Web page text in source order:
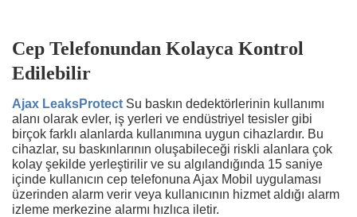
Cep Telefonundan Kolayca Kontrol
Edilebilir
Ajax LeaksProtect Su baskın dedektörlerinin kullanımı
alanı olarak evler, iş yerleri ve endüstriyel tesisler gibi
birçok farklı alanlarda kullanımına uygun cihazlardır. Bu
cihazlar, su baskınlarının oluşabileceği riskli alanlara çok
kolay şekilde yerleştirilir ve su algılandığında 15 saniye
içinde kullanıcın cep telefonuna Ajax Mobil uygulaması
üzerinden alarm verir veya kullanıcının hizmet aldığı alarm
izleme merkezine alarmı hızlıca iletir.